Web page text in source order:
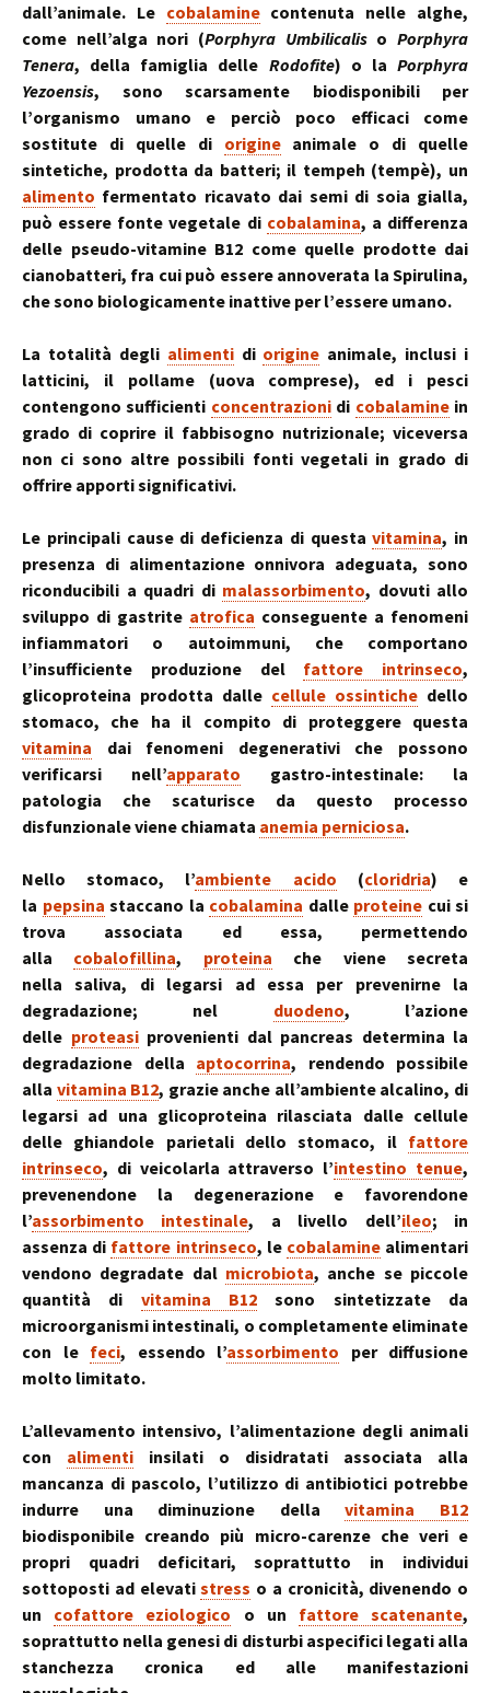
dall’animale. Le cobalaminecontenuta nelle alghe,
come nell’alga nori (Porphyra UmbilicalisoPorphyra
Tenera, della famiglia delle Rodofite) o laPorphyra
Yezoensis, sono scarsamente biodisponibili per
l’organismo umano e perciò poco efficaci come
sostitute di quelle di origineanimale o di quelle
sintetiche, prodotta da batteri; il tempeh (tempè), un
alimento fermentato ricavato dai semi di soia gialla,
può essere fonte vegetale di cobalamina, a differenza
delle pseudo-vitamine B12 come quelle prodotte dai
cianobatteri, fra cui può essere annoverata la Spirulina,
che sono biologicamente inattive per l’essere umano.
La totalità degli alimentidi origine animale, inclusi i
latticini, il pollame (uova comprese), ed i pesci
contengono sufficienti concentrazionidi cobalaminein
grado di coprire il fabbisogno nutrizionale; viceversa
non ci sono altre possibili fonti vegetali in grado di
offrire apporti significativi.
Le principali cause di deficienza di questavitamina, in
presenza di alimentazione onnivora adeguata, sono
riconducibili a quadri di malassorbimento, dovuti allo
sviluppo di gastrite atrofica conseguente a fenomeni
infiammatori o autoimmuni, che comportano
l’insufficiente produzione del fattore intrinseco,
glicoproteina prodotta dalle cellule ossintiche dello
stomaco, che ha il compito di proteggere questa
vitamina dai fenomeni degenerativi che possono
verificarsi nell’apparato gastro-intestinale: la
patologia che scaturisce da questo processo
disfunzionale viene chiamata anemia perniciosa.
Nello stomaco, l’ambiente acido (cloridria) e
la pepsina staccano la cobalamina dalle proteine cui si
trova associata ed essa, permettendo
alla cobalofillina, proteina che viene secreta
nella saliva, di legarsi ad essa per prevenirne la
degradazione; nel duodeno, l’azione
delle proteasiprovenienti dal pancreas determina la
degradazione della aptocorrina, rendendo possibile
alla vitamina B12, grazie anche all’ambiente alcalino, di
legarsi ad una glicoproteina rilasciata dalle cellule
delle ghiandole parietali dello stomaco, il fattore
intrinseco, di veicolarla attraverso l’intestino tenue,
prevenendone la degenerazione e favorendone
l’assorbimento intestinale, a livello dell’ileo; in
assenza di fattore intrinseco, le cobalaminealimentari
vendono degradate dal microbiota, anche se piccole
quantità di vitamina B12 sono sintetizzate da
microorganismi intestinali, o completamente eliminate
con le feci, essendo l’assorbimento per diffusione
molto limitato.
L’allevamento intensivo, l’alimentazione degli animali
con alimenti insilati o disidratati associata alla
mancanza di pascolo, l’utilizzo di antibiotici potrebbe
indurre una diminuzione dellavitamina B12
biodisponibile creando più micro-carenze che veri e
propri quadri deficitari, soprattutto in individui
sottoposti ad elevatistress o a cronicità, divenendo o
un cofattore eziologico o un fattore scatenante,
soprattutto nella genesi di disturbi aspecifici legati alla
stanchezza cronica ed alle manifestazioni